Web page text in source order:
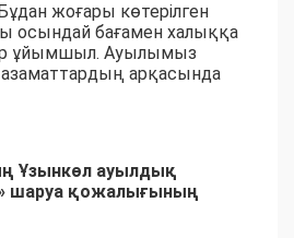
жоғары көтерілген
осындай бағамен халыққа
ұйымшыл. Ауылымыз
арқасында
Ұзынкөл ауылдық
шаруа қожалығының